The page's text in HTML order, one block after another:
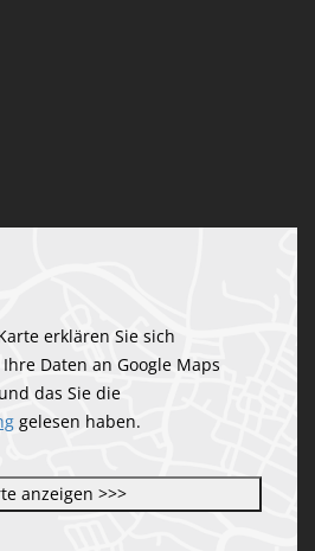
erklären Sie sich
Daten an Google Maps
das Sie die
gelesen haben.